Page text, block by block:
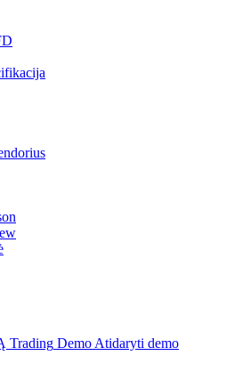
Trading Demo Atidaryti demo